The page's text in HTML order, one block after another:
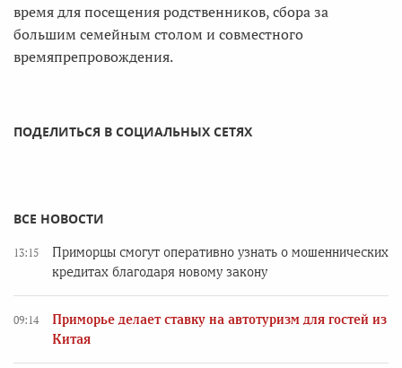
время для посещения родственников, сбора за
большим семейным столом и совместного
времяпрепровождения.
ПОДЕЛИТЬСЯ В СОЦИАЛЬНЫХ СЕТЯХ
ВСЕ НОВОСТИ
13:15
Приморцы смогут оперативно узнать о мошеннических
кредитах благодаря новому закону
09:14
Приморье делает ставку на автотуризм для гостей из
Китая